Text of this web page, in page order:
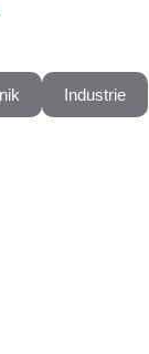
Industrie